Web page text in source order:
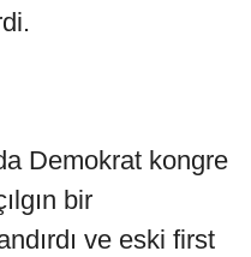
Demokrat kongre
bir
ve eski first